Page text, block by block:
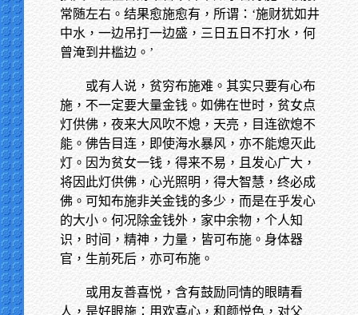
常随左右。结果愈施愈有，所谓：‘施财犹如井
中水，一边吊打一边盛，三日五日不打水，何
曾淹到井槛边。’
或有人说，贫穷布施难。其实只要有心布
施，不一定要大量金钱。如佛在世时，贫女点
灯供佛，夜来大风吹不熄，天亮，目连欲熄不
能。佛告目连，即使海水暴风，亦不能熄灭此
灯。因为贫女一钱，得来不易，且发心广大，
将因此灯供佛，心光照明，得大智慧，终必成
佛。可知布施非关金钱的多少，而是在乎发心
的大小。何况除金钱外，家中余物，个人知
识，时间，精神，力量，皆可布施。身体器
官，生前死后，亦可布施。
或用友善喜悦，含有鼓励同情的眼睛看
人，是好眼施：用欢喜心，和颜悦色，对父